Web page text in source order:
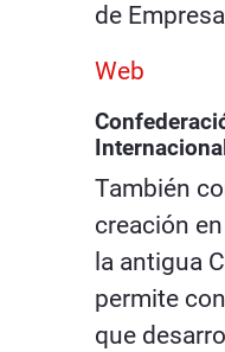
de
Web
También
creación
la antigua
permite
que